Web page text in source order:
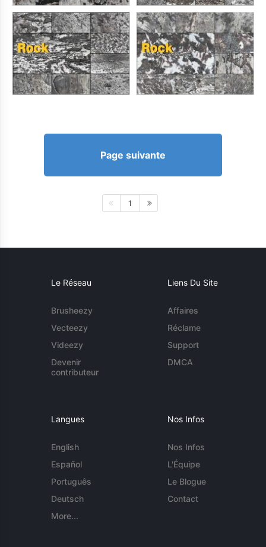
Page suivante
1
Le Réseau
Brusheezy
Vecteezy
Videezy
Devenir
contributeur
Liens Du Site
Affaires
Réclame
Support
DMCA
Langues
English
Español
Português
Deutsch
More...
Nos Infos
Nos Infos
L'Équipe
Le Blogue
Contact